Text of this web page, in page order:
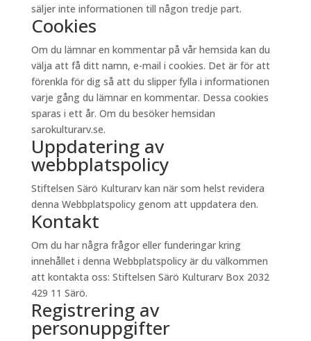
säljer inte informationen till någon tredje part.
Cookies
Om du lämnar en kommentar på vår hemsida kan du
välja att få ditt namn, e-mail i cookies. Det är för att
förenkla för dig så att du slipper fylla i informationen
varje gång du lämnar en kommentar. Dessa cookies
sparas i ett år. Om du besöker hemsidan
sarokulturarv.se.
Uppdatering av
webbplatspolicy
Stiftelsen Särö Kulturarv kan när som helst revidera
denna Webbplatspolicy genom att uppdatera den.
Kontakt
Om du har några frågor eller funderingar kring
innehållet i denna Webbplatspolicy är du välkommen
att kontakta oss: Stiftelsen Särö Kulturarv Box 2032
429 11 Särö.
Registrering av
personuppgifter